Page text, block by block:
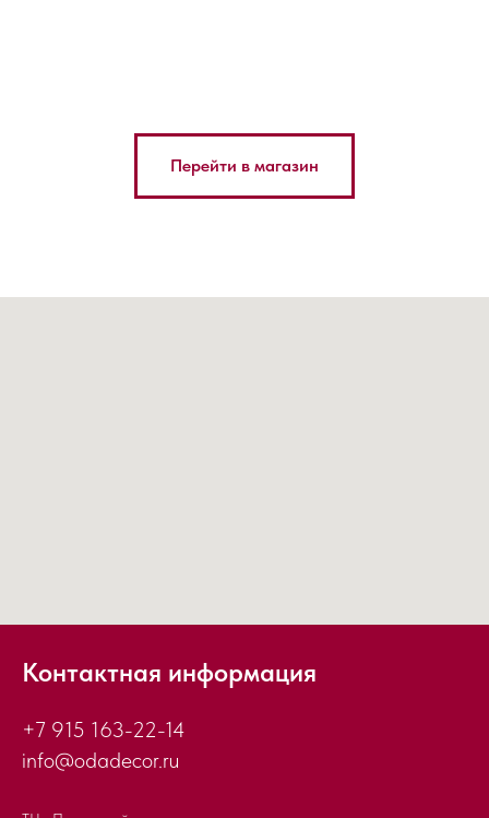
Перейти в магазин
Контактная информация
+7 915 163-22-14
info@odadecor.ru